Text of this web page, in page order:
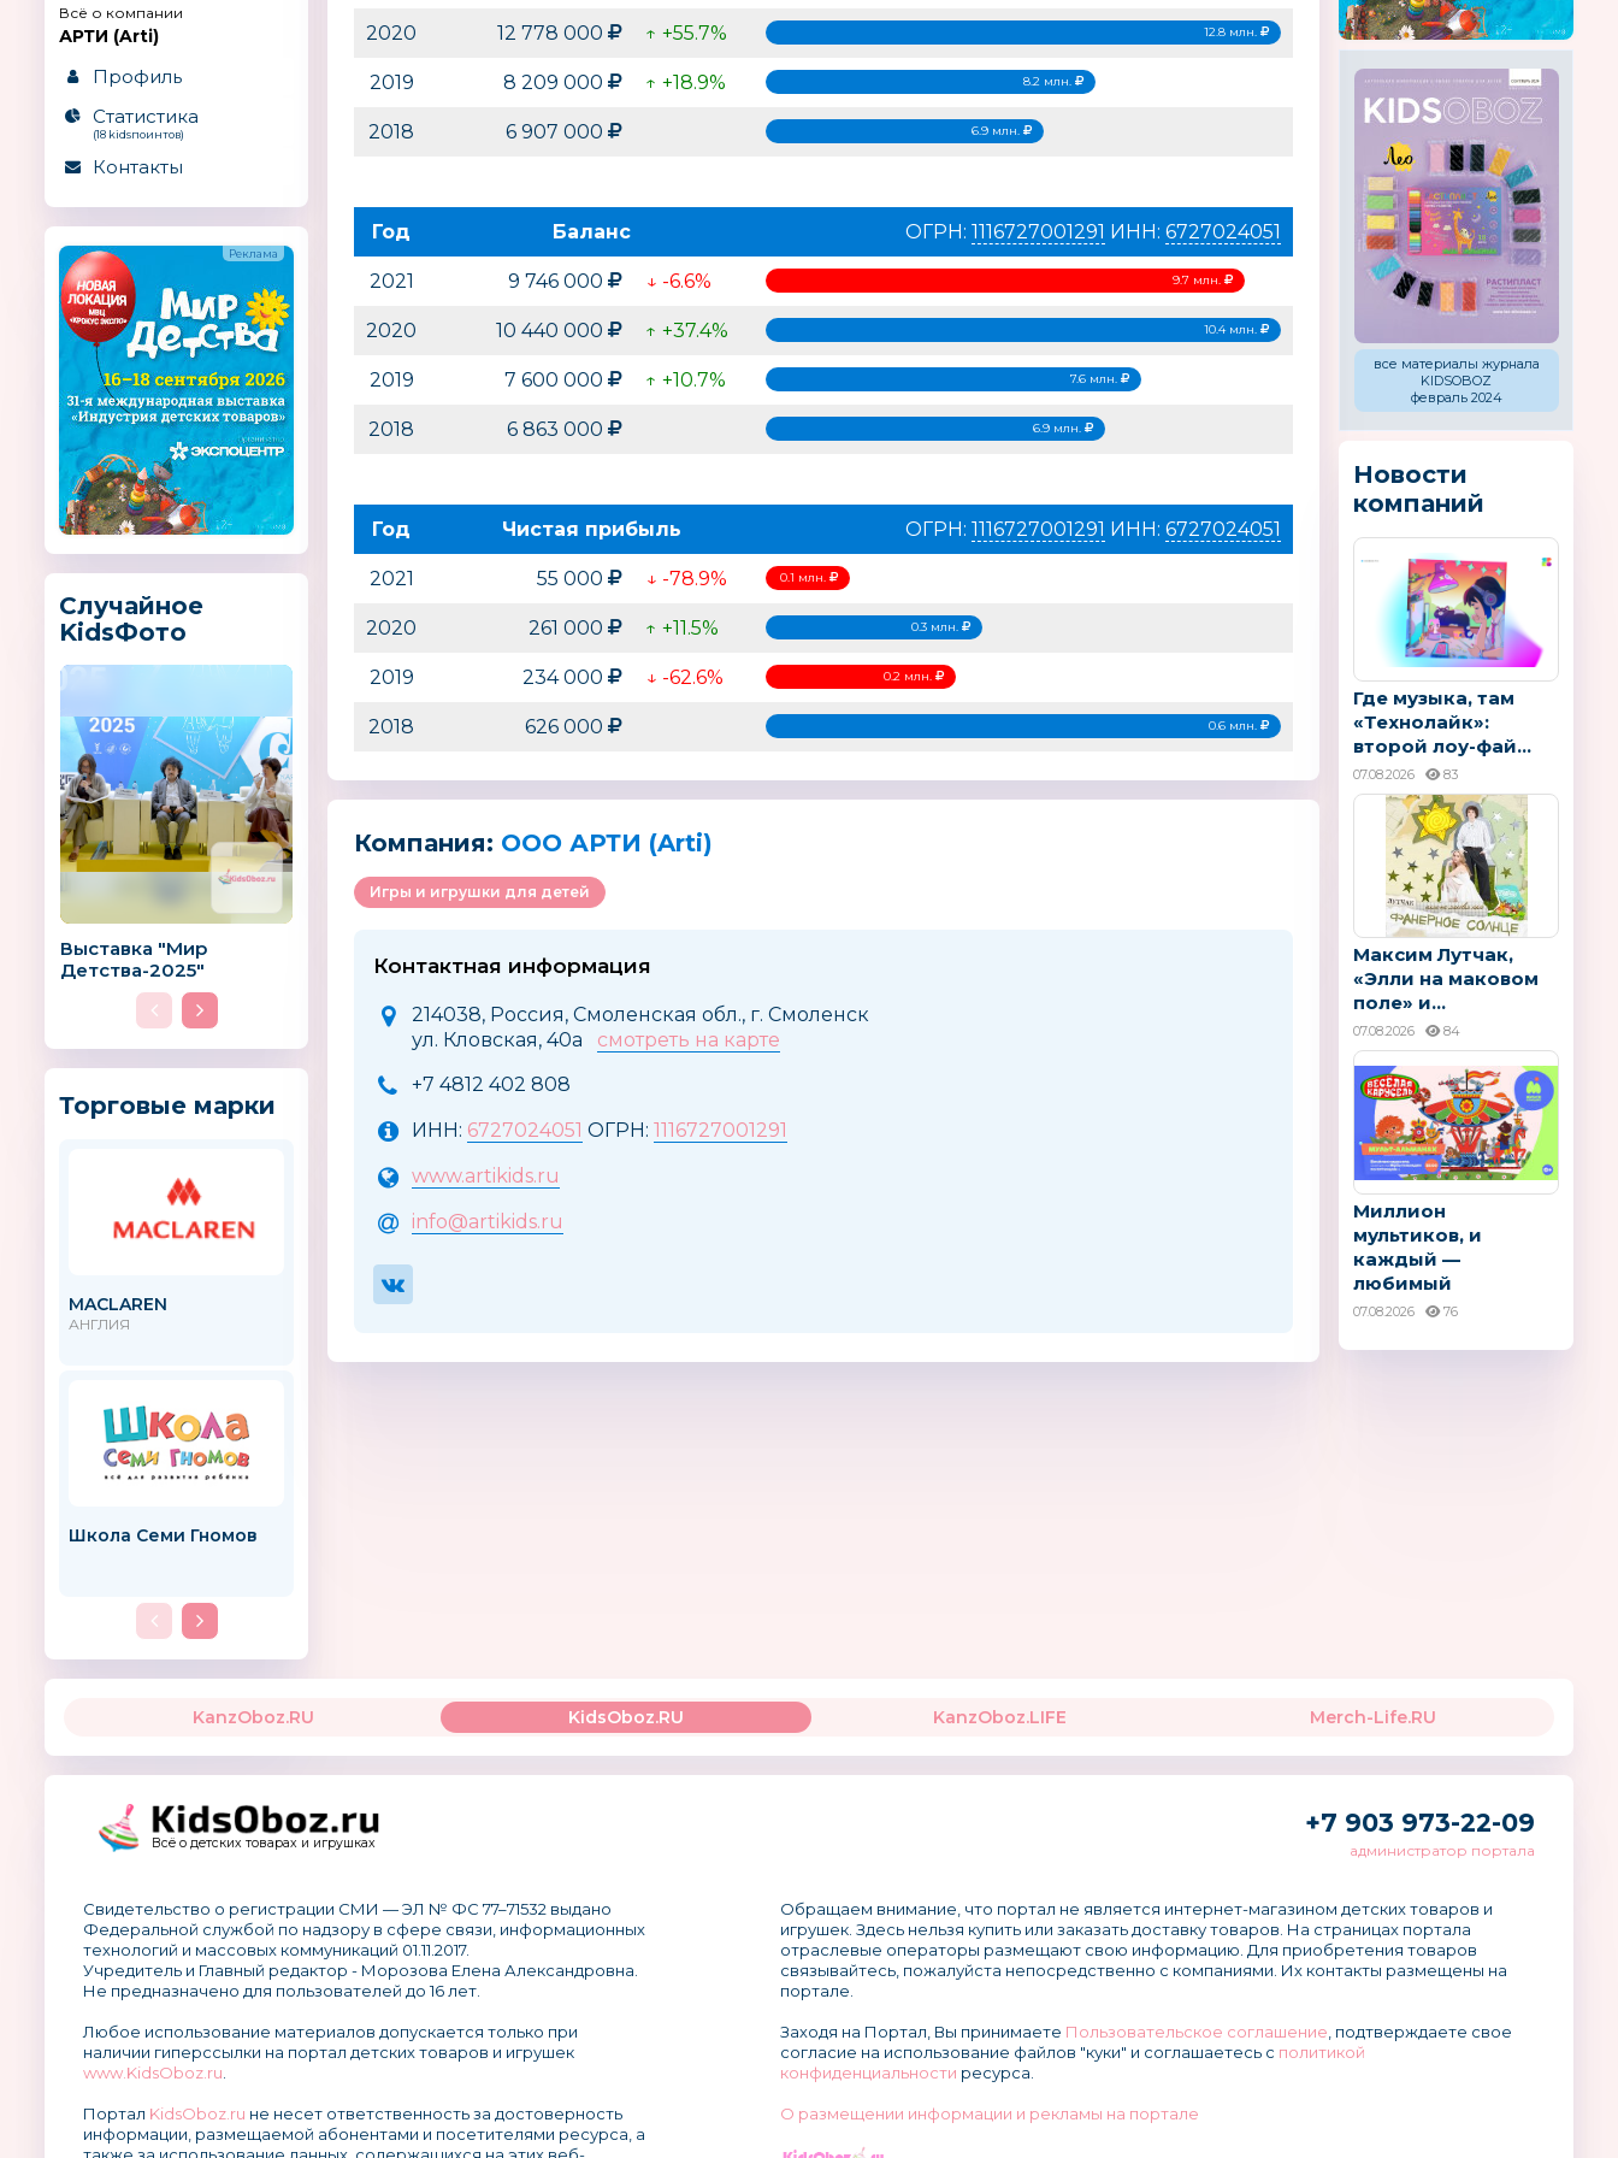
Всё о компании
АРТИ (Arti)
Профиль
Статистика
(18 kidsпоинтов)
Контакты
Случайное
KidsФото
Выставка "Мир
Детства-2025"
Торговые марки
MACLAREN
АНГЛИЯ
Школа Семи Гномов
Candide
2020 12 778 000 ↑ +55.7% 12.8 млн.
2019 8 209 000 ↑ +18.9% 8.2 млн.
2018 6 907 000 6.9 млн.
Год Баланс ОГРН: 1116727001291 ИНН: 6727024051
2021 9 746 000 ↓ -6.6% 9.7 млн.
2020 10 440 000 ↑ +37.4% 10.4 млн.
2019 7 600 000 ↑ +10.7% 7.6 млн.
2018 6 863 000 6.9 млн.
Год Чистая прибыль ОГРН: 1116727001291 ИНН: 6727024051
2021 55 000 ↓ -78.9% 0.1 млн.
2020 261 000 ↑ +11.5% 0.3 млн.
2019 234 000 ↓ -62.6% 0.2 млн.
2018 626 000 0.6 млн.
Компания: ООО АРТИ (Arti)
Игры и игрушки для детей
Контактная информация
214038, Россия, Смоленская обл., г. Смоленск
ул. Кловская, 40а смотреть на карте
+7 4812 402 808
ИНН: 6727024051 ОГРН: 1116727001291
www.artikids.ru
info@artikids.ru
все материалы журнала
KIDSOBOZ
февраль 2024
Новости
компаний
Где музыка, там
«Технолайк»:
второй лоу-фай...
07.08.2026 83
Максим Лутчак,
«Элли на маковом
поле» и...
07.08.2026 84
Миллион
мультиков, и
каждый —
любимый
07.08.2026 76
KanzOboz.RU KidsOboz.RU KanzOboz.LIFE Merch-Life.RU
Всё о детских товарах и игрушках
+7 903 973-22-09
администратор портала
Свидетельство о регистрации СМИ — ЭЛ № ФС 77–71532 выдано
Федеральной службой по надзору в сфере связи, информационных
технологий и массовых коммуникаций 01.11.2017.
Учредитель и Главный редактор - Морозова Елена Александровна.
Не предназначено для пользователей до 16 лет.
Любое использование материалов допускается только при
наличии гиперссылки на портал детских товаров и игрушек
www.KidsOboz.ru
Портал KidsOboz.ru не несет ответственность за достоверность
информации, размещаемой абонентами и посетителями ресурса, а
Обращаем внимание, что портал не является интернет-магазином детских товаров и
игрушек. Здесь нельзя купить или заказать доставку товаров. На страницах портала
отраслевые операторы размещают свою информацию. Для приобретения товаров
связывайтесь, пожалуйста непосредственно с компаниями. Их контакты размещены на
портале.
Заходя на Портал, Вы принимаете Пользовательское соглашение , подтверждаете свое
согласие на использование файлов "куки" и соглашаетесь с политикой
конфиденциальности ресурса.
О размещении информации и рекламы на портале